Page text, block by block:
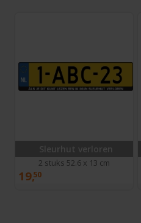
Sleurhut verloren
2 stuks 52.6 x 13 cm
19,50